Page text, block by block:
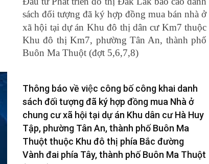
sách đối tượng đã ký hợp đồng mua bán nhà ở
xã hội tại dự án Khu đô thị dân cư Km7 thuộc
Khu đô thị Km7, phường Tân An, thành phố
Buôn Ma Thuột (đợt 5,6,7,8)
Thông báo về việc công bố công khai danh
sách đối tượng đã ký hợp đồng mua Nhà ở
chung cư xã hội tại dự án Khu dân cư Hà Huy
Tập, phường Tân An, thành phố Buôn Ma
Thuột thuộc Khu đô thị phía Bắc đường
Vành đai phía Tây, thành phố Buôn Ma Thuột